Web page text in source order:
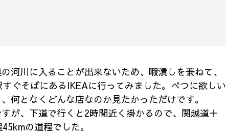
河川に入ることが出来ないため、暇潰しを兼ねて、
すぐそばにあるIKEAに行ってみました。べつに欲しい
何となくどんな店なのか見たかっただけです。
が、下道で行くと2時間近く掛かるので、関越道＋
の道程でした。